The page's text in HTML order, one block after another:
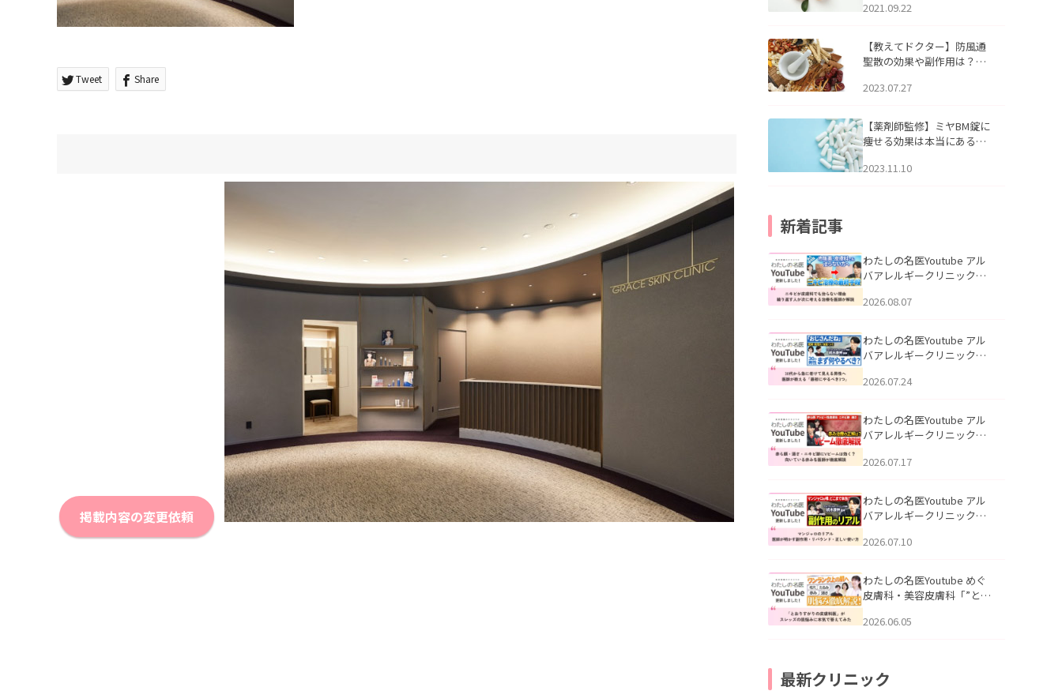
Tweet Share
掲載内容の変更依頼
2021.09.22
【教えてドクター】防風通
聖散の効果や副作用は？長
2023.07.27
【薬剤師監修】ミヤBM錠に
痩せる効果は本当にある
2023.11.10
新着記事
わたしの名医Youtube アル
バアレルギークリニック札
らない理由｜繰り返す人が
説」を公開いたしました。
2026.08.07
わたしの名医Youtube アル
バアレルギークリニック札
える男性へ｜医師が教える
公開いたしました。
2026.07.24
わたしの名医Youtube アル
バアレルギークリニック札
跡にVビームは効く？向いて
説」を公開いたしました。
2026.07.17
わたしの名医Youtube アル
バアレルギークリニック札
医師が明かす副作用・リバ
公開いたしました。
2026.07.10
わたしの名医Youtube めぐ
皮膚科・美容皮膚科「”とお
ッズの肌悩みに本気で答え
2026.06.05
最新クリニック